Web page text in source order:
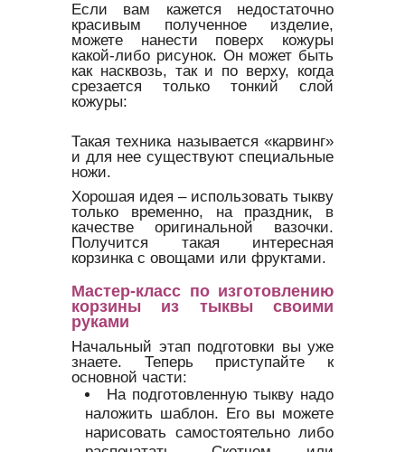
Если вам кажется недостаточно
красивым полученное изделие,
можете нанести поверх кожуры
какой-либо рисунок. Он может быть
как насквозь, так и по верху, когда
срезается только тонкий слой
кожуры:
Такая техника называется «карвинг»
и для нее существуют специальные
ножи.
Хорошая идея – использовать тыкву
только временно, на праздник, в
качестве оригинальной вазочки.
Получится такая интересная
корзинка с овощами или фруктами.
Мастер-класс по изготовлению
корзины из тыквы своими
руками
Начальный этап подготовки вы уже
знаете. Теперь приступайте к
основной части:
На подготовленную тыкву надо
наложить шаблон. Его вы можете
нарисовать самостоятельно либо